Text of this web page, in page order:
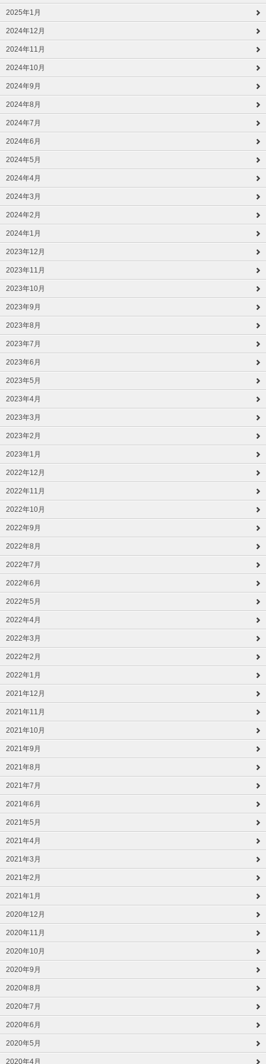
2025年1月
2024年12月
2024年11月
2024年10月
2024年9月
2024年8月
2024年7月
2024年6月
2024年5月
2024年4月
2024年3月
2024年2月
2024年1月
2023年12月
2023年11月
2023年10月
2023年9月
2023年8月
2023年7月
2023年6月
2023年5月
2023年4月
2023年3月
2023年2月
2023年1月
2022年12月
2022年11月
2022年10月
2022年9月
2022年8月
2022年7月
2022年6月
2022年5月
2022年4月
2022年3月
2022年2月
2022年1月
2021年12月
2021年11月
2021年10月
2021年9月
2021年8月
2021年7月
2021年6月
2021年5月
2021年4月
2021年3月
2021年2月
2021年1月
2020年12月
2020年11月
2020年10月
2020年9月
2020年8月
2020年7月
2020年6月
2020年5月
2020年4月